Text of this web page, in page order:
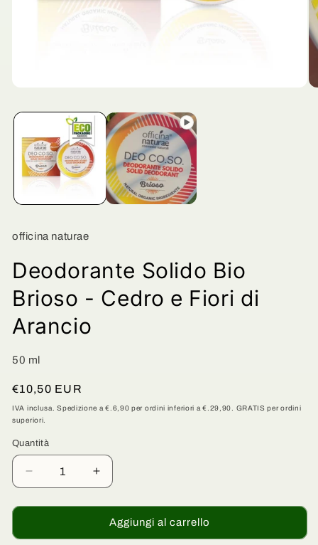
multimediali
finestra
modale
officina naturae
Deodorante Solido Bio
Brioso - Cedro e Fiori di
Arancio
50 ml
Prezzo
di
listino
€10,50 EUR
IVA inclusa. Spedizione a €.6,90 per ordini inferiori a €.29,90. GRATIS per ordini
superiori.
Quantità
Quantità
Diminuisci
quantità
per
Solido
Aumenta
quantità
per
Deodorante
Solido
Aggiungi al carrello